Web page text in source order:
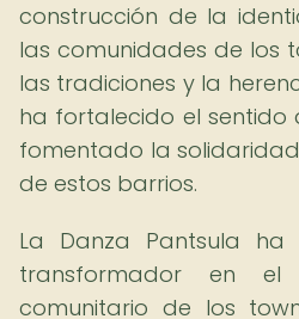
construcción de la
las comunidades de los
las tradiciones y la
ha fortalecido el sentido
fomentado la
de estos barrios.
La Danza Pantsula
transformador en
comunitario de los